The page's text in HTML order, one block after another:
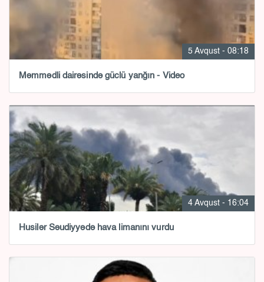
5 Avqust - 08:18
Məmmədli dairəsində güclü yanğın - Video
4 Avqust - 16:04
Husilər Səudiyyədə hava limanını vurdu